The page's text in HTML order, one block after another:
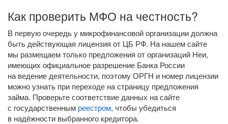
Как проверить МФО на честность?
В первую очередь у микрофинансовой организации должна
быть действующая лицензия от ЦБ РФ. На нашем сайте
мы размещаем только предложения от организаций Неи,
имеющих официальное разрешение Банка России
на ведение деятельности, поэтому ОРГН и номер лицензии
можно узнать при переходе на страницу предложения
займа. Проверьте соответствие данных на сайте
с государственным реестром, чтобы убедиться
в надёжности выбранного кредитора.